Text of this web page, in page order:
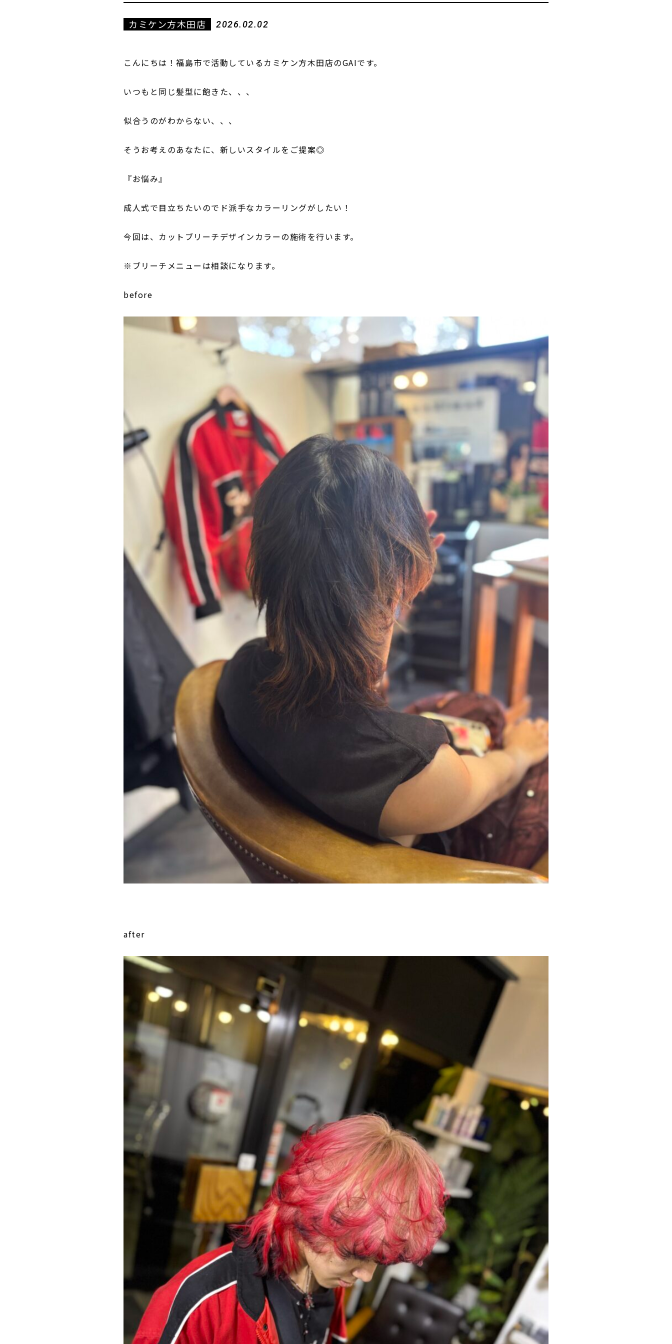
カミケン方木田店 2026.02.02
こんにちは！福島市で活動しているカミケン方木田店のGAIです。
いつもと同じ髪型に飽きた、、、
似合うのがわからない、、、
そうお考えのあなたに、新しいスタイルをご提案◎
『お悩み』
成人式で目立ちたいのでド派手なカラーリングがしたい！
今回は、カットブリーチデザインカラーの施術を行います。
※ブリーチメニューは相談になります。
before
after